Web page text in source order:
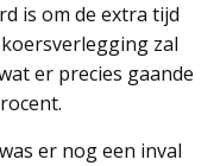
is om de extra tijd
zal
er precies gaande
er nog een inval